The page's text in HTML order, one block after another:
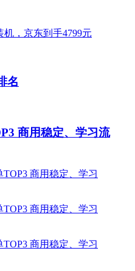
名
商用稳定、学习流